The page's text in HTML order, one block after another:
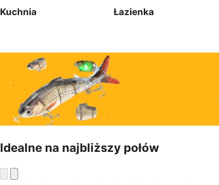
Kuchnia Łazienka
Idealne na najbliższy połów